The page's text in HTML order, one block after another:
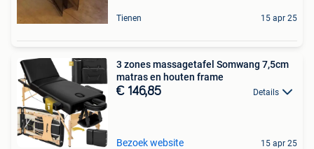
Tienen 15 apr 25
3 zones massagetafel Somwang 7,5cm
matras en houten frame
€ 146,85 Details
Bezoek website 15 apr 25